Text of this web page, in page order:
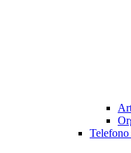
Telefono